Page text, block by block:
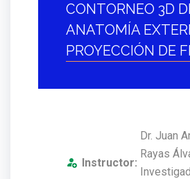
CONTORNEO 3D
ANATOMÍA
PROYECCIÓN DE
Instructor:
Dr. Juan
Rayas